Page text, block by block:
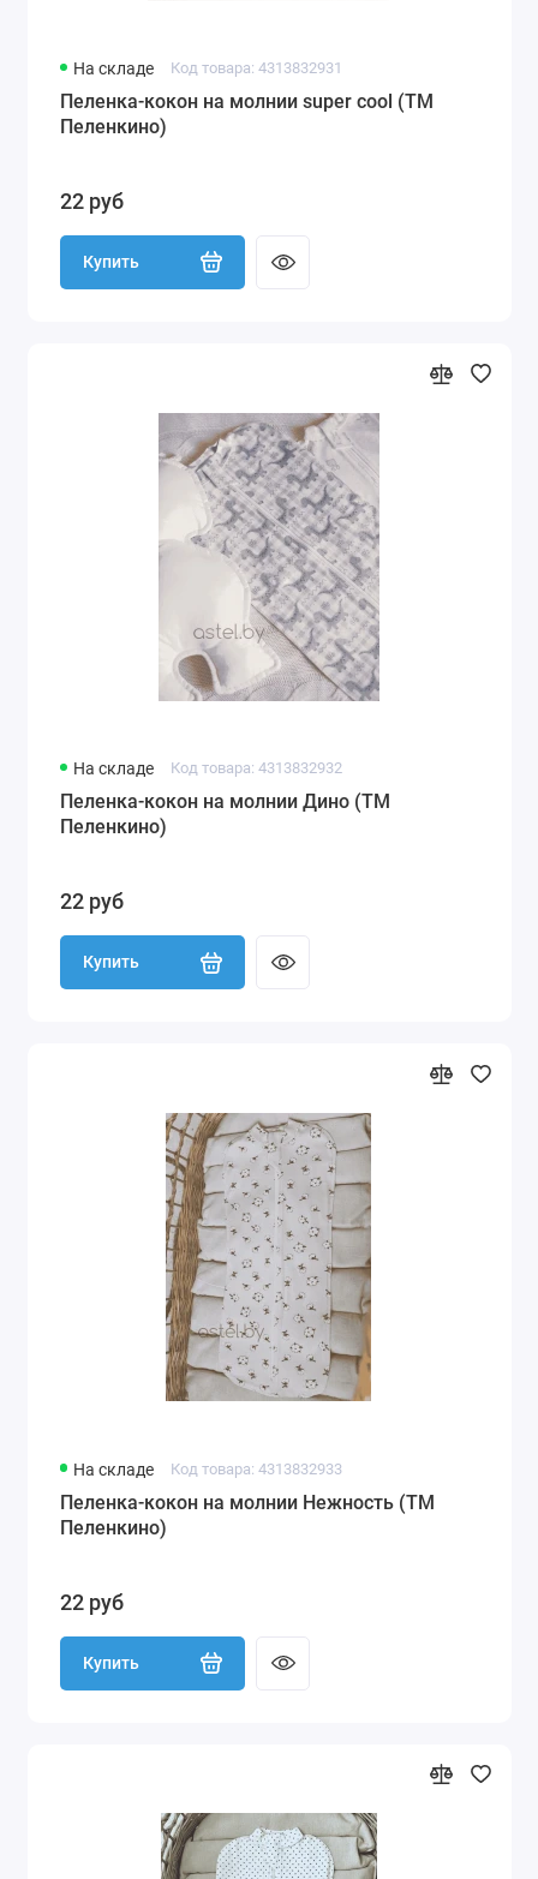
На складе Код товара: 4313832931
Пеленка-кокон на молнии super cool (ТМ
Пеленкино)
22 руб
Купить
На складе Код товара: 4313832932
Пеленка-кокон на молнии Дино (ТМ
Пеленкино)
22 руб
Купить
На складе Код товара: 4313832933
Пеленка-кокон на молнии Нежность (ТМ
Пеленкино)
22 руб
Купить